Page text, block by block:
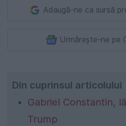
Adaugă-ne ca sursă
Urmărește-ne pe
Din cuprinsul articolului
Gabriel Constantin,
Trump